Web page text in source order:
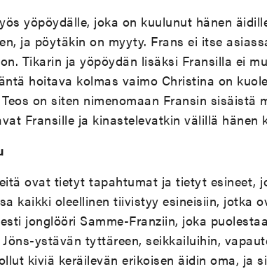
yöpöydälle, joka on kuulunut hänen
ja pöytäkin on myyty. Frans ei itse
Tikarin ja yöpöydän lisäksi Fransilla ei
hoitava kolmas vaimo Christina on
on siten nimenomaan Fransin sisäistä
Fransille ja kinastelevatkin välillä hänen
ovat tietyt tapahtumat ja tietyt esineet,
kaikki oleellinen tiivistyy esineisiin, jotka
jonglööri Samme-Franziin, joka
ystävän tyttäreen, seikkailuihin,
kiviä keräilevän erikoisen äidin oma, ja